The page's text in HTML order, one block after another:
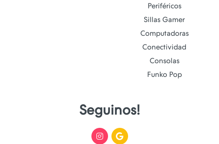
Periféricos
Sillas Gamer
Computadoras
Conectividad
Consolas
Funko Pop
Seguinos!